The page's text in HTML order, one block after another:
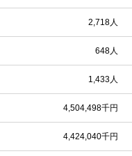
2,718人
648人
1,433人
4,504,498千円
4,424,040千円